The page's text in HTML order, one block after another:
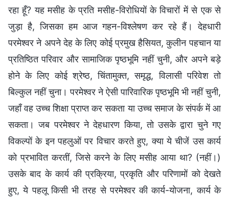
रहा हूँ? यह मसीह के प्रति मसीह-विरोधियों के विचारों में से एक से
जुड़ा है, जिसका हम आज गहन-विश्लेषण कर रहे हैं। देहधारी
परमेश्वर ने अपने देह के लिए कोई प्रमुख हैसियत, कुलीन पहचान या
प्रतिष्ठित परिवार और सामाजिक पृष्ठभूमि नहीं चुनी, और अपने बड़े
होने के लिए कोई श्रेष्ठ, चिंतामुक्त, समृद्ध, विलासी परिवेश तो
बिल्कुल नहीं चुना। परमेश्वर ने ऐसी पारिवारिक पृष्ठभूमि भी नहीं चुनी,
जहाँ वह उच्च शिक्षा प्राप्त कर सकता या उच्च समाज के संपर्क में आ
सकता। जब परमेश्वर ने देहधारण किया, तो उसके द्वारा चुने गए
विकल्पों के इन पहलुओं पर विचार करते हुए, क्या ये चीजें उस कार्य
को प्रभावित करतीं, जिसे करने के लिए मसीह आया था? (नहीं।)
उसके बाद के कार्य की प्रक्रिया, प्रकृति और परिणामों को देखते
हुए, ये पहलू किसी भी तरह से परमेश्वर की कार्य-योजना, कार्य के